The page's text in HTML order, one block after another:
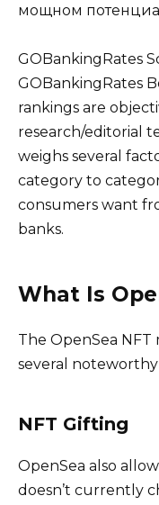
мощном
GOBankingRates
GOBankingRates
rankings are
research/editorial
weighs several
category to
consumers want
banks.
What Is
The OpenSea
several
NFT Gifting
OpenSea also
doesn’t currently